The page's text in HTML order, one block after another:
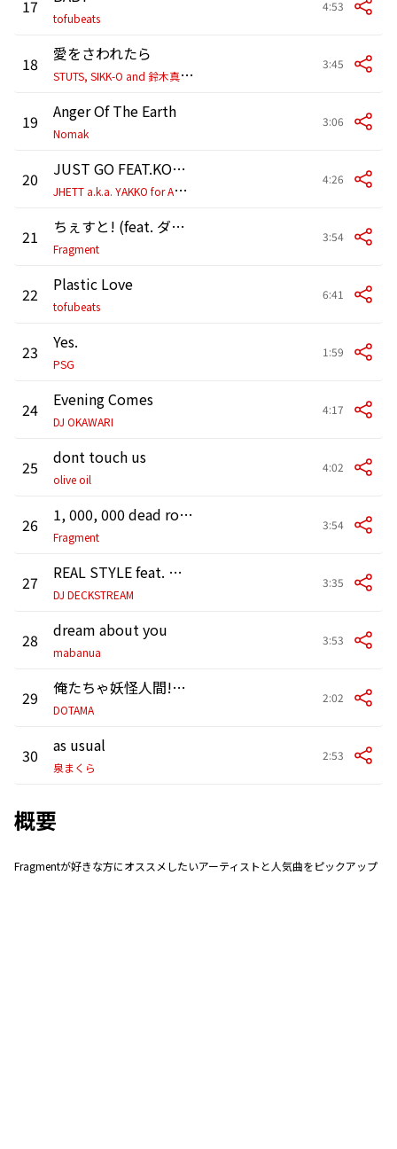
17
tofubeats
4:53
18
愛をさわれたら
S
TUTS, SIKK-O and 鈴木真海子
3:45
19 Anger Of The Earth
Nomak
3:06
20
JUST GO FEAT.KODA KUMI
J
HETT a.k.a. YAKKO for AQUARIUS
4:26
21 ちぇすと! (feat. ダイダラボッチ)
Fragment
3:54
22 Plastic Love
tofubeats
6:41
23 Yes.
PSG
1:59
24 Evening Comes
DJ OKAWARI
4:17
25 dont touch us
olive oil
4:02
26 1, 000, 000 dead rock kill (feat. DOTAMA, KMC, ハハノシキュウ & piz?)
Fragment
3:54
27 REAL STYLE feat. 川畑 要,Maccho
DJ DECKSTREAM
3:35
28 dream about you
mabanua
3:53
29 俺たちゃ妖怪人間!～人間目指して何が悪い～
DOTAMA
2:02
30 as usual
泉まくら
2:53
概要
Fragmentが好きな方にオススメしたいアーティストと人気曲をピックアップ